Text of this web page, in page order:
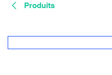
Produits